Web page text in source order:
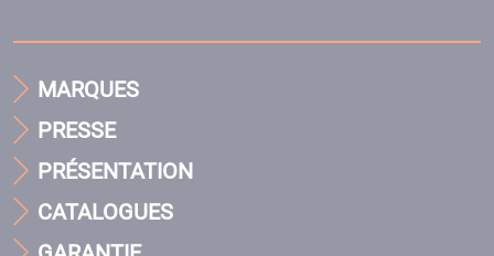
MARQUES
PRESSE
PRÉSENTATION
CATALOGUES